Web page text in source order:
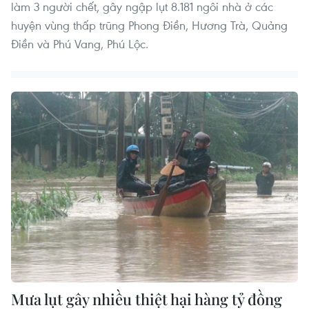
làm 3 người chết, gây ngập lụt 8.181 ngôi nhà ở các
huyện vùng thấp trũng Phong Điền, Hương Trà, Quảng
Điền và Phú Vang, Phú Lộc.
Mưa lụt gây nhiều thiệt hại hàng tỷ đồng